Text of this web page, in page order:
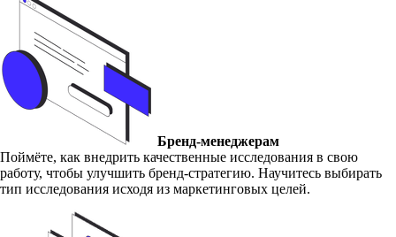
Бренд-менеджерам
Поймёте, как внедрить качественные исследования в свою
работу, чтобы улучшить бренд-стратегию. Научитесь выбирать
тип исследования исходя из маркетинговых целей.